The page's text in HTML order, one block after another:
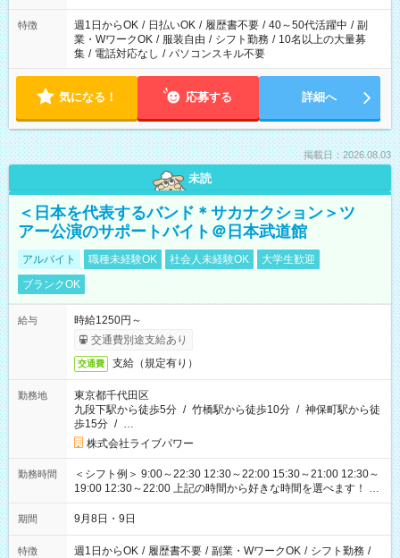
特徴 週1日からOK / 日払いOK / 履歴書不要 / 40～50代活躍中 / 副
業・WワークOK / 服装自由 / シフト勤務 / 10名以上の大量募
集 / 電話対応なし / パソコンスキル不要
気になる！ 応募する 詳細へ
掲載日：2026.08.03
未読
＜日本を代表するバンド＊サカナクション＞ツ
アー公演のサポートバイト＠日本武道館
アルバイト 職種未経験OK 社会人未経験OK
大学生歓迎
ブランクOK
給与
時給1250円～
交通費別途支給あり
交通費 支給（規定有り）
勤務地
東京都千代田区
九段下駅から徒歩5分 / 竹橋駅から徒歩10分 / 神保町駅から徒
歩15分 / …
株式会社ライブパワー
勤務時間
＜シフト例＞ 9:00～22:30 12:30～22:00 15:30～21:00 12:30～
19:00 12:30～22:00 上記の時間から好きな時間を選べます！ ※
時間は変更となる可能性があります
期間 9月8日・9日
特徴 週1日からOK / 履歴書不要 / 副業・WワークOK / シフト勤務 /